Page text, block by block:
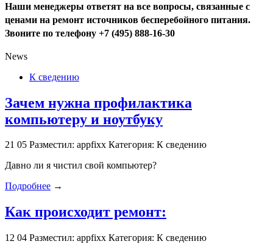
Наши менеджеры ответят на все вопросы, связанные с
ценами на ремонт источников бесперебойного питания.
Звоните по телефону +7 (495) 888-16-30
News
К сведению
Зачем нужна профилактика
компьютеру и ноутбуку
21 05 Разместил: appfixx Категория: К сведению
Давно ли я чистил свой компьютер?
Подробнее →
Как происходит ремонт:
12 04 Разместил: appfixx Категория: К сведению